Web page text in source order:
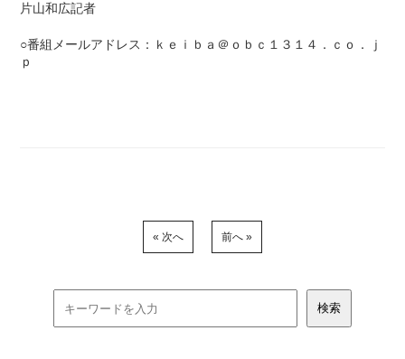
片山和広記者
○番組メールアドレス：ｋｅｉｂａ＠ｏｂｃ１３１４．ｃｏ．ｊ
ｐ
« 次へ 前へ »